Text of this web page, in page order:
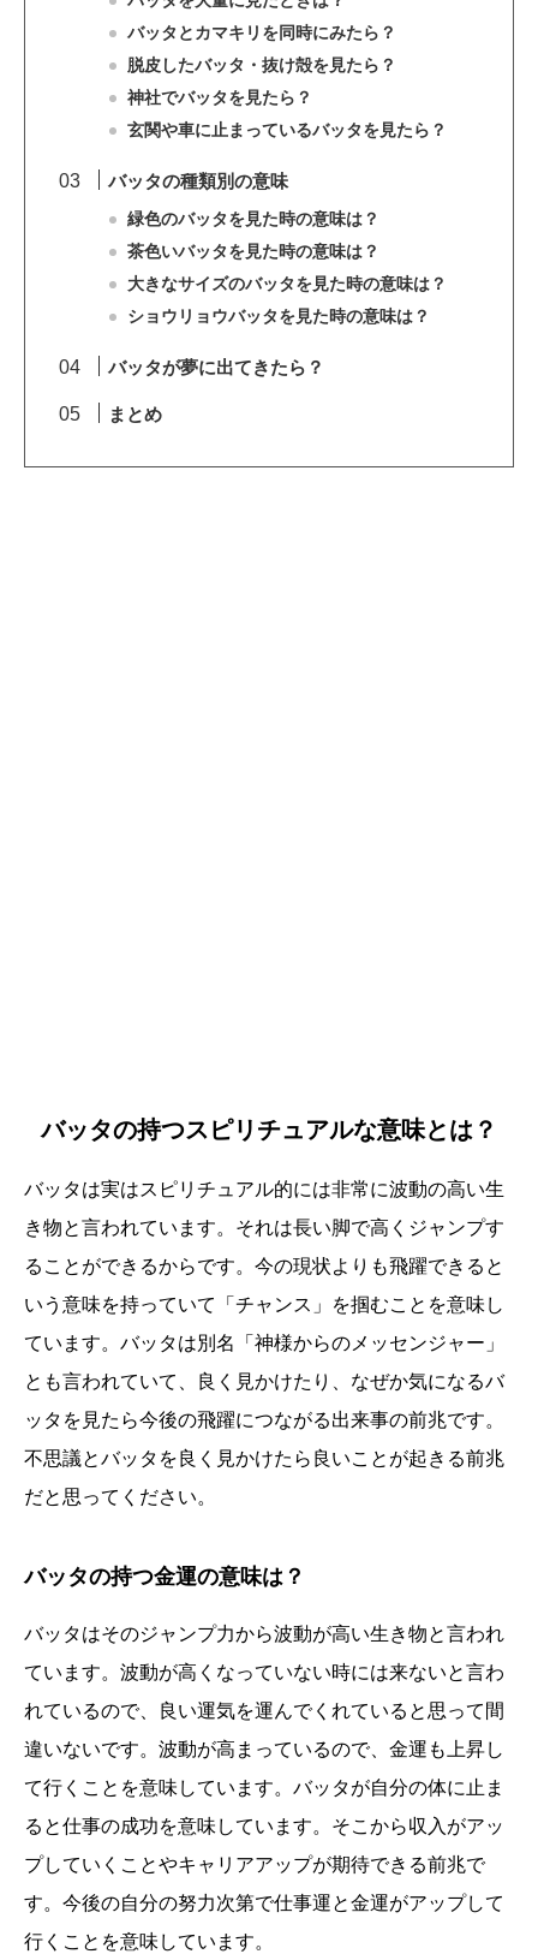
バッタとカマキリを同時にみたら？
脱皮したバッタ・抜け殻を見たら？
神社でバッタを見たら？
玄関や車に止まっているバッタを見たら？
バッタの種類別の意味
緑色のバッタを見た時の意味は？
茶色いバッタを見た時の意味は？
大きなサイズのバッタを見た時の意味は？
ショウリョウバッタを見た時の意味は？
バッタが夢に出てきたら？
まとめ
バッタの持つスピリチュアルな意味とは？
バッタは実はスピリチュアル的には非常に波動の高い生
き物と言われています。それは長い脚で高くジャンプす
ることができるからです。今の現状よりも飛躍できると
いう意味を持っていて「チャンス」を掴むことを意味し
ています。バッタは別名「神様からのメッセンジャー」
とも言われていて、良く見かけたり、なぜか気になるバ
ッタを見たら今後の飛躍につながる出来事の前兆です。
不思議とバッタを良く見かけたら良いことが起きる前兆
だと思ってください。
バッタの持つ金運の意味は？
バッタはそのジャンプ力から波動が高い生き物と言われ
ています。波動が高くなっていない時には来ないと言わ
れているので、良い運気を運んでくれていると思って間
違いないです。波動が高まっているので、金運も上昇し
て行くことを意味しています。バッタが自分の体に止ま
ると仕事の成功を意味しています。そこから収入がアッ
プしていくことやキャリアアップが期待できる前兆で
す。今後の自分の努力次第で仕事運と金運がアップして
行くことを意味しています。